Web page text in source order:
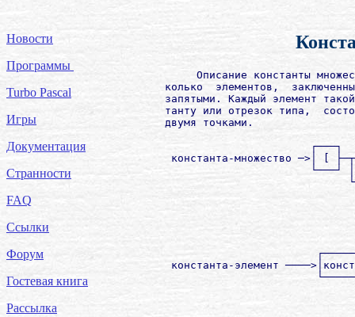
Новости
Программы
Turbo Pascal
Игры
Документация
Странности
FAQ
Ссылки
Форум
Гостевая книга
Рассылка
Описание константы
колько  элементов,
запятыми. Каждый элемент
танту или отрезок типа,
        двумя точками.
┌───┐
константа-множество ─>│ [
└───┘
константа-элемент